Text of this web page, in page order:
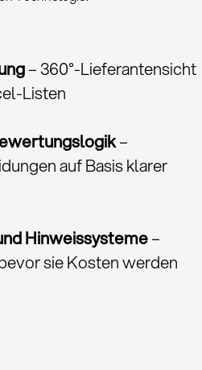
– 360°-Lieferanten­sicht
Listen
–
auf Basis klarer
Hinweis­systeme–
sie Kosten werden